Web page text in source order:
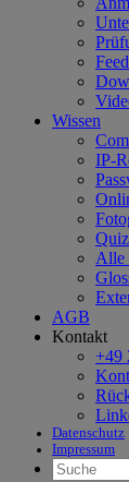
Wissen
IP-
Alle
AGB
Kontakt
+49
Datenschutz
Impressum